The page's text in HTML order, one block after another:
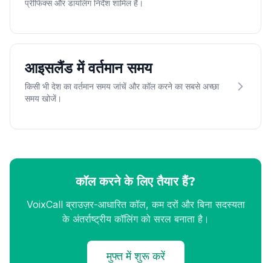
प्रीफिक्स और डायलिंग निर्देश शामिल हैं।
आइसलैंड में वर्तमान समय
किसी भी देश का वर्तमान समय जांचें और कॉल करने का सबसे अच्छा
समय खोजें।
कॉल करने के लिए तैयार हैं?
VoixCall ब्राउज़र-आधारित कॉल, कम दरों और बिना सदस्यता
के अंतर्राष्ट्रीय कॉलिंग को सरल बनाता है।
मुफ्त में शुरू करें